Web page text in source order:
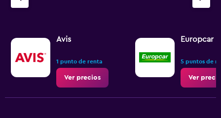
Avis
1 punto de renta
Ver precios
Europcar
5 puntos de
Ver